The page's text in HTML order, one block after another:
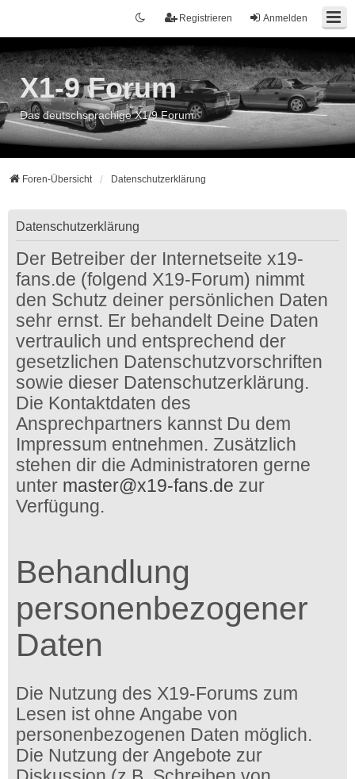
Anmelden
Registrieren
X1-9 Forum
Das deutschsprachige X1/9 Forum
Foren-Übersicht Datenschutzerklärung
Datenschutzerklärung
Der Betreiber der Internetseite x19-
fans.de (folgend X19-Forum) nimmt
den Schutz deiner persönlichen Daten
sehr ernst. Er behandelt Deine Daten
vertraulich und entsprechend der
gesetzlichen Datenschutzvorschriften
sowie dieser Datenschutzerklärung.
Die Kontaktdaten des
Ansprechpartners kannst Du dem
Impressum entnehmen. Zusätzlich
stehen dir die Administratoren gerne
unter master@x19-fans.de zur
Verfügung.
Behandlung
personenbezogener
Daten
Die Nutzung des X19-Forums zum
Lesen ist ohne Angabe von
personenbezogenen Daten möglich.
Die Nutzung der Angebote zur